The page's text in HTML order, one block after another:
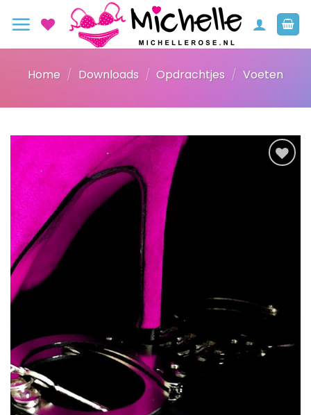
naar
Home / Downloads / Opdrachtjes / Voeten